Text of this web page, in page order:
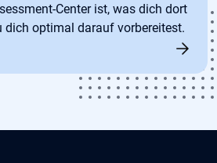
Center ist, was dich dort
dich optimal darauf vorbereitest.